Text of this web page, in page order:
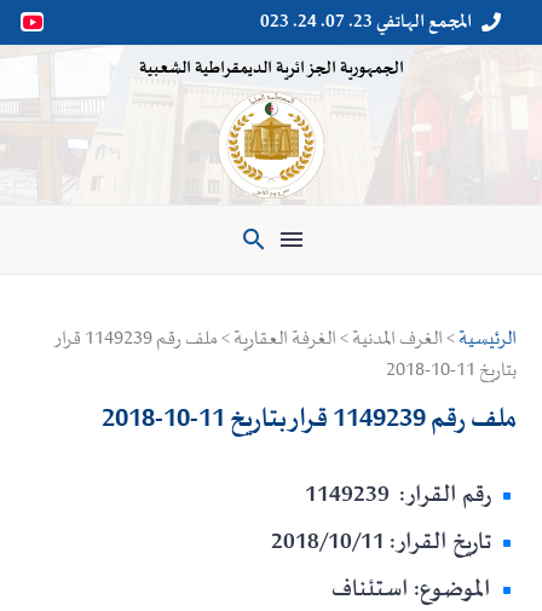

 المجمع الهاتفي 23. 07. 24. 023
الجمهورية الجزائرية الديمقراطية الشعبية

الرئيسية
> الغرف المدنية > الغرفة العقارية > ملف رقم 1149239 قرار
بتاريخ 11-10-2018
ملف رقم 1149239 قرار بتاريخ 11-10-2018
رقم القرار: 1149239
تاريخ القرار: 2018/10/11
الموضوع: استئناف